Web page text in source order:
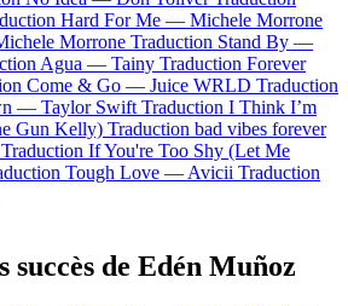
Hard For Me — Michele Morrone
Morrone Traduction Stand By —
Agua — Tainy Traduction Forever
Come & Go — Juice WRLD Traduction
— Taylor Swift Traduction I Think I’m
Gun Kelly) Traduction bad vibes forever
Traduction If You're Too Shy (Let Me
Tough Love — Avicii Traduction
succès de Edén Muñoz